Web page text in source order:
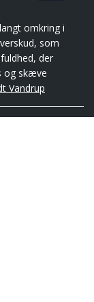
omkring i
som
der
og skæve
Vandrup